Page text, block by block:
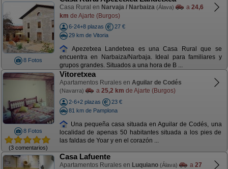
8 Fotos
Casa Rural en Narvaja / Narbaiza (Álava) a 24,6
km de Ajarte (Burgos)
6-24+8 plazas
27 €
29 km de Vitoria
Apezetxea Landetxea es una Casa Rural que se
encuentra en Narbaiza/Narbaja. Ideal para familiares y
grupos grandes. Situados a una hora de B ...
8 Fotos
(3 comentarios)
Vitoretxea
Apartamentos Rurales en Aguilar de Codés
(Navarra) a 25,2 km de Ajarte (Burgos)
2-6+2 plazas
23 €
81 km de Pamplona
Una pequeña casa situada en Aguilar de Codés, una
localidad de apenas 50 habitantes situada a los pies de
las faldas de Yoar y en el corazón ...
Casa Lafuente
Apartamentos Rurales en Luquiano (Álava) a 27